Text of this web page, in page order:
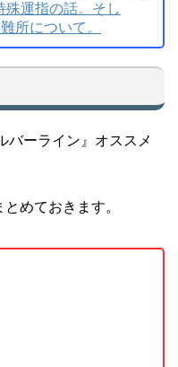
殊運指の話。そし
所について。
バーライン』オススメ
めておきます。